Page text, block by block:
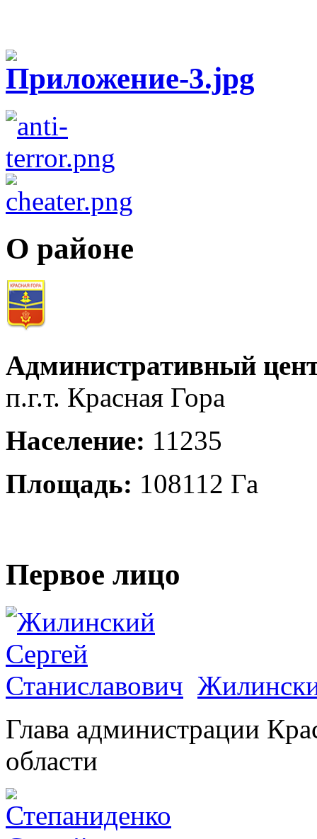
О районе
Административный
п.г.т. Красная Гора
Население: 11235
Площадь: 108112 Га
Первое лицо
Глава администрации
области